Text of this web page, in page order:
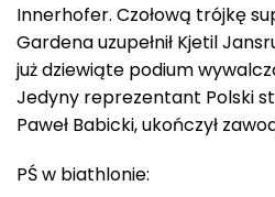
Innerhofer. Czołową trójkę
Gardena uzupełnił Kjetil
już dziewiąte podium
Jedyny reprezentant Polski
Paweł Babicki, ukończył
PŚ w biathlonie: